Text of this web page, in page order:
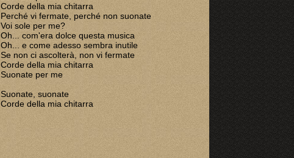
Corde della mia chitarra
Perché vi fermate, perché non suonate
Voi sole per me?
Oh... com'era dolce questa musica
Oh... e come adesso sembra inutile
Se non ci ascolterà, non vi fermate
Corde della mia chitarra
Suonate per me
Suonate, suonate
Corde della mia chitarra